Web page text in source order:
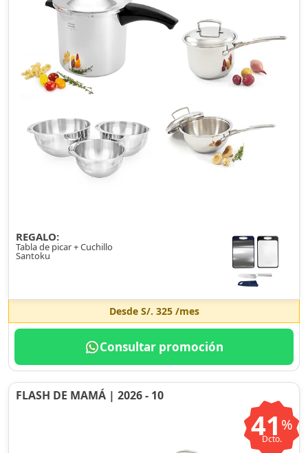
REGALO:
Tabla de picar + Cuchillo
Santoku
Desde S/. 325/mes
Consultar promoción
FLASH DE MAMÁ | 2026 - 10
41 %
Dcto.